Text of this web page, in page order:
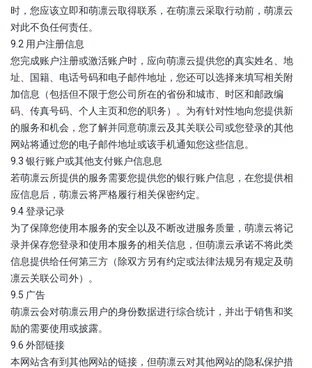
时，您应该立即和萌凛云取得联系，在萌凛云采取行动前，萌凛云
对此不负任何责任。
9.2 用户注册信息
您完成账户注册或激活账户时，应向萌凛云提供您的真实姓名、地
址、国籍、电话号码和电子邮件地址，您还可以选择来填写相关附
加信息（包括但不限于您公司所在的省份和城市、时区和邮政编
码、传真号码、个人主页和您的职务）。为有针对性地向您提供新
的服务和机会，您了解并同意萌凛云及其关联公司或您登录的其他
网站将通过您的电子邮件地址或该手机通知您这些信息。
9.3 银行账户或其他支付账户信息息
若萌凛云所提供的服务需要您提供您的银行账户信息，在您提供相
应信息后，萌凛云将严格履行相关保密约定。
9.4 登录记录
为了保障您使用本服务的安全以及不断改进服务质量，萌凛云将记
录并保存您登录和使用本服务的相关信息，但萌凛云承诺不将此类
信息提供给任何第三方（除双方另有约定或法律法规另有规定及萌
凛云关联公司外）。
9.5 广告
萌凛云会对萌凛云用户的身份数据进行综合统计，并出于销售和奖
励的需要使用或披露。
9.6 外部链接
本网站含有到其他网站的链接，但萌凛云对其他网站的隐私保护措